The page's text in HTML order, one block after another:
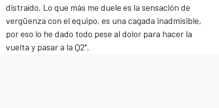
distraído. Lo que más me duele es la sensación de
vergüenza con el equipo, es una cagada inadmisible,
por eso lo he dado todo pese al dolor para hacer la
vuelta y pasar a la Q2".